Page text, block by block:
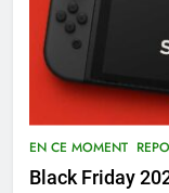
EN CE MOMENT
Black Friday